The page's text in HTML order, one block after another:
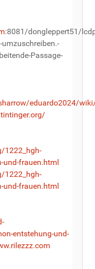
:8081/dongleppert51/
umzuschreiben.-
Passage-
eduardo2024/
1222_hgh-
und-frauen.html
1222_hgh-
und-frauen.html
entstehung-und-